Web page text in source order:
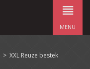
MENU
> XXL Reuze bestek